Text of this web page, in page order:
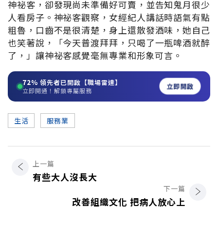
神祕客，卻發現尚未準備好可賣，並告知鬼月很少
人看房子。神祕客觀察，女經紀人講話時語氣有點
粗魯，口齒不是很清楚，身上還散發酒味，她自己
也笑著說，「今天普渡拜拜，只喝了一瓶啤酒就醉
了，」讓神祕客感覺毫無專業和形象可言。
72% 領先者已開啟【職場雷達】
立即開通！解鎖專屬服務 立即開啟
生活 服務業
上一篇
有些大人沒長大
下一篇
改善組織文化 把病人放心上